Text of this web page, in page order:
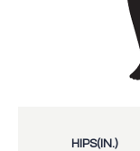
HIPS(IN.)